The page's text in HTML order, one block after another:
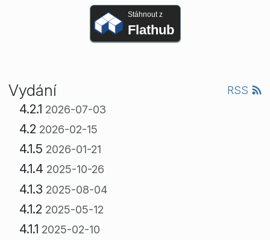
Stáhnout z
Flathub
Vydání RSS
4.2.1 2026-07-03
4.2 2026-02-15
4.1.5 2026-01-21
4.1.4 2025-10-26
4.1.3 2025-08-04
4.1.2 2025-05-12
4.1.1 2025-02-10